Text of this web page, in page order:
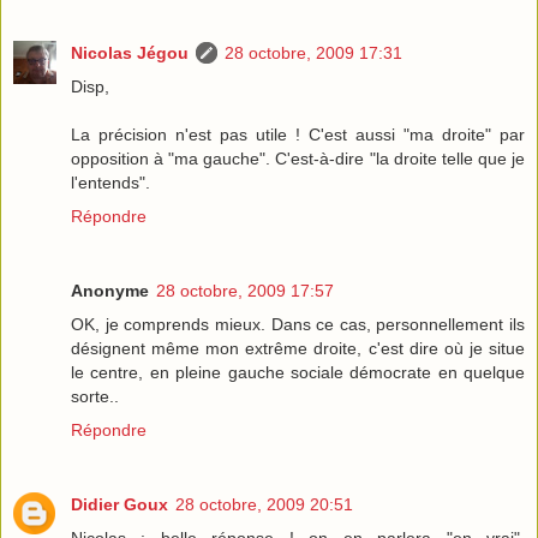
Nicolas Jégou
28 octobre, 2009 17:31
Disp,
La précision n'est pas utile ! C'est aussi "ma droite" par
opposition à "ma gauche". C'est-à-dire "la droite telle que je
l'entends".
Répondre
Anonyme 28 octobre, 2009 17:57
OK, je comprends mieux. Dans ce cas, personnellement ils
désignent même mon extrême droite, c'est dire où je situe
le centre, en pleine gauche sociale démocrate en quelque
sorte..
Répondre
Didier Goux 28 octobre, 2009 20:51